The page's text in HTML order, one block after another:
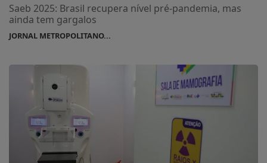
Saeb 2025: Brasil recupera nível pré-pandemia, mas
ainda tem gargalos
JORNAL METROPOLITANO...